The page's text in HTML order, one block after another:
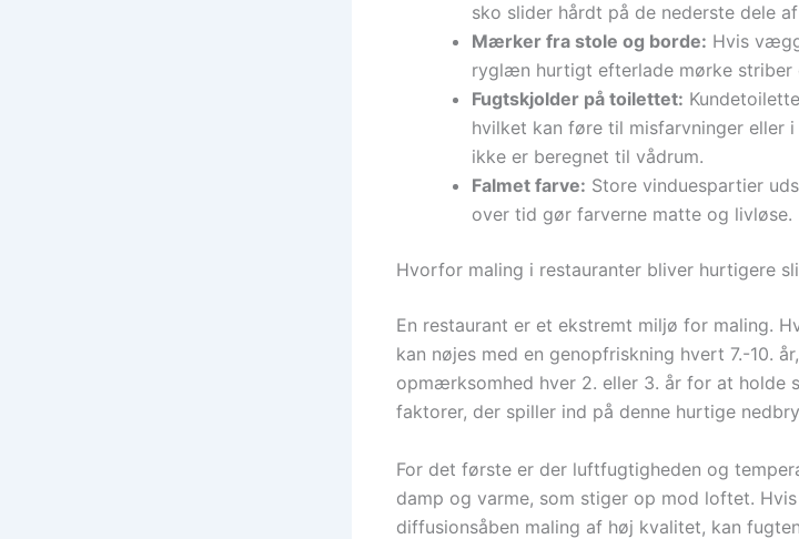
sko slider hårdt på de nederste dele
Mærker fra stole og borde: Hvis
ryglæn hurtigt efterlade mørke striber
Fugtskjolder på toilettet:
hvilket kan føre til misfarvninger eller
ikke er beregnet til vådrum.
Falmet farve: Store vinduespartier
over tid gør farverne matte og livløse.
Hvorfor maling i restauranter bliver hurtigere
En restaurant er et ekstremt miljø for maling.
kan nøjes med en genopfriskning hvert 7.-10.
opmærksomhed hver 2. eller 3. år for at holde
faktorer, der spiller ind på denne hurtige
For det første er der luftfugtigheden og
damp og varme, som stiger op mod loftet.
diffusionsåben maling af høj kvalitet, kan